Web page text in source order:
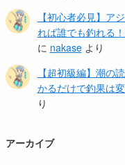
【初心者必見】ア
れば誰でも釣れる
に nakaseより
【超初級編】潮の
かるだけで釣果は変
り
アーカイブ